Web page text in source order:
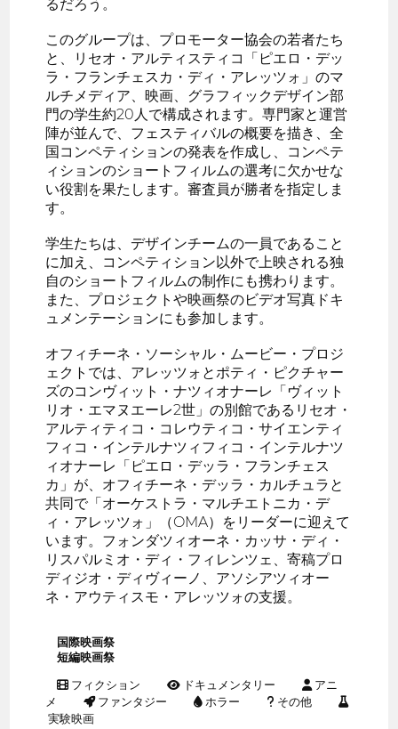
るだろう。
このグループは、プロモーター協会の若者たち
と、リセオ・アルティスティコ「ピエロ・デッ
ラ・フランチェスカ・ディ・アレッツォ」のマ
ルチメディア、映画、グラフィックデザイン部
門の学生約20人で構成されます。専門家と運営
陣が並んで、フェスティバルの概要を描き、全
国コンペティションの発表を作成し、コンペテ
ィションのショートフィルムの選考に欠かせな
い役割を果たします。審査員が勝者を指定しま
す。
学生たちは、デザインチームの一員であること
に加え、コンペティション以外で上映される独
自のショートフィルムの制作にも携わります。
また、プロジェクトや映画祭のビデオ写真ドキ
ュメンテーションにも参加します。
オフィチーネ・ソーシャル・ムービー・プロジ
ェクトでは、アレッツォとポティ・ピクチャー
ズのコンヴィット・ナツィオナーレ「ヴィット
リオ・エマヌエーレ2世」の別館であるリセオ・
アルティティコ・コレウティコ・サイエンティ
フィコ・インテルナツィフィコ・インテルナツ
ィオナーレ「ピエロ・デッラ・フランチェス
カ」が、オフィチーネ・デッラ・カルチュラと
共同で「オーケストラ・マルチエトニカ・デ
ィ・アレッツォ」（OMA）をリーダーに迎えて
います。フォンダツィオーネ・カッサ・ディ・
リスパルミオ・ディ・フィレンツェ、寄稿プロ
ディジオ・ディヴィーノ、アソシアツィオー
ネ・アウティスモ・アレッツォの支援。
国際映画祭
短編映画祭
フィクション ドキュメンタリー
アニ
メ
ファンタジー ホラー
その他
実験映画